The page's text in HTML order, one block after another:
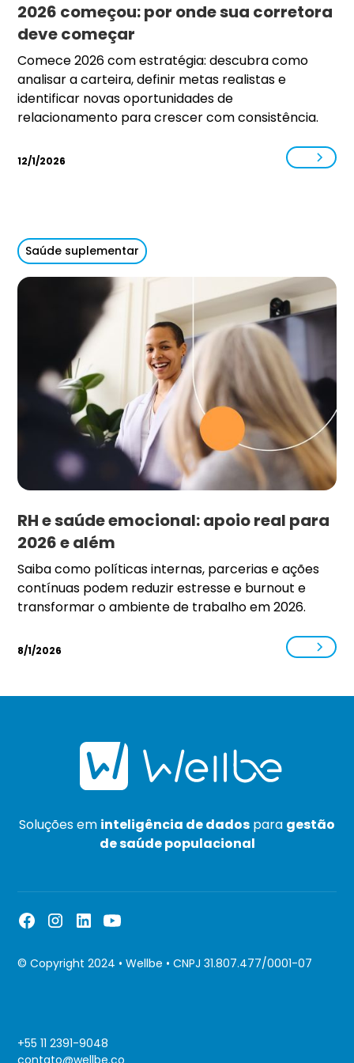
2026 começou: por onde sua corretora
deve começar
Comece 2026 com estratégia: descubra como
analisar a carteira, definir metas realistas e
identificar novas oportunidades de
relacionamento para crescer com consistência.
12/1/2026
Saúde suplementar
RH e saúde emocional: apoio real para
2026 e além
Saiba como políticas internas, parcerias e ações
contínuas podem reduzir estresse e burnout e
transformar o ambiente de trabalho em 2026.
8/1/2026
Soluções em inteligência de dados para gestão
de saúde populacional
© Copyright 2024 • Wellbe • CNPJ 31.807.477/0001-07
+55 11 2391-9048